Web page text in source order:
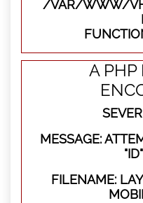
/VAR/WWW/
A PHP
MESSAGE:
FILENAME: